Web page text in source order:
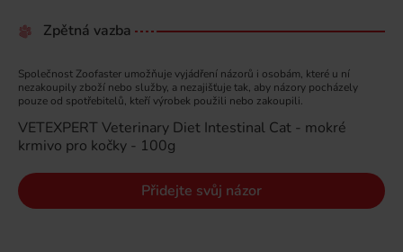
Zpětná vazba
Společnost Zoofaster umožňuje vyjádření názorů i osobám, které u ní
nezakoupily zboží nebo služby, a nezajišťuje tak, aby názory pocházely
pouze od spotřebitelů, kteří výrobek použili nebo zakoupili.
VETEXPERT Veterinary Diet Intestinal Cat - mokré
krmivo pro kočky - 100g
Přidejte svůj názor